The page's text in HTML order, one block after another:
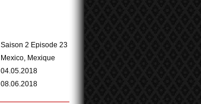
Saison 2 Episode 23
Mexico, Mexique
04.05.2018
08.06.2018